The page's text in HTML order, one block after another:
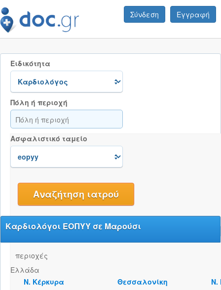
Σύνδεση Εγγραφή
Ειδικότητα
Πόλη ή περιοχή
Ασφαλιστικό ταμείο
Καρδιολόγοι ΕΟΠΥΥ σε Μαρούσι
περιοχές
Ελλάδα
Ν. Κέρκυρα
Θεσσαλονίκη
Ν.